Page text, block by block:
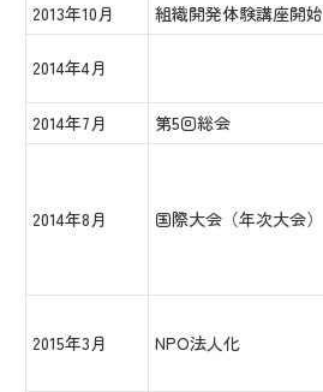
2013年10月
組織開発体験講座開始
2014年4月
2014年7月
第5回総会
2014年8月 国際大会（年次大会）
2015年3月 NPO法人化